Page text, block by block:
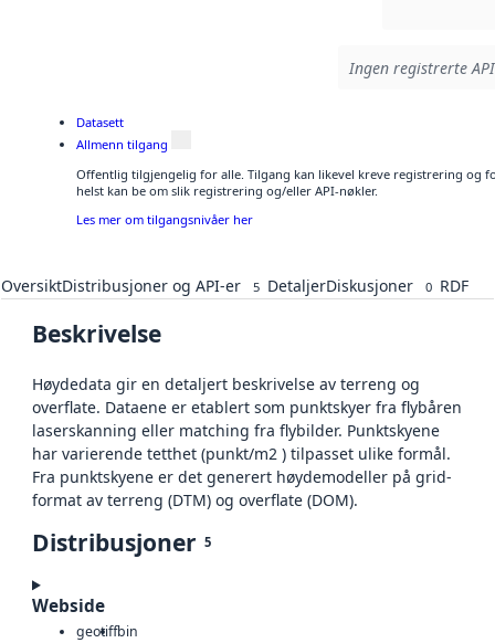
Ingen registrerte
Datasett
Allmenn tilgang
Offentlig tilgjengelig for alle. Tilgang kan likevel kreve registrering og
helst kan be om slik registrering og/eller API-nøkler.
Les mer om tilgangsnivåer her
OversiktDistribusjoner og API-er 5 DetaljerDiskusjoner 0 RDF
Beskrivelse
Høydedata gir en detaljert beskrivelse av terreng og
overflate. Dataene er etablert som punktskyer fra flybåren
laserskanning eller matching fra flybilder. Punktskyene
har varierende tetthet (punkt/m2 ) tilpasset ulike formål.
Fra punktskyene er det generert høydemodeller på grid-
format av terreng (DTM) og overflate (DOM).
Distribusjoner 5
Webside
geotiffbin